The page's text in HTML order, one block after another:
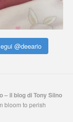
@deeario
– il blog di Tony Siino
bloom to perish